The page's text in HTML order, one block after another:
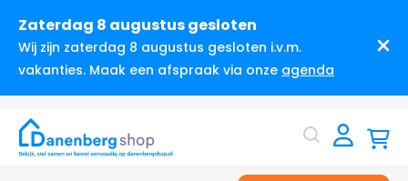
Zaterdag 8 augustus gesloten
Wij zijn zaterdag 8 augustus gesloten i.v.m.
vakanties. Maak een afspraak via onze agenda